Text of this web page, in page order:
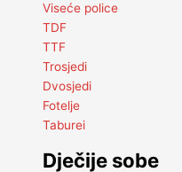
Viseće police
TDF
TTF
Trosjedi
Dvosjedi
Fotelje
Taburei
Dječije sobe